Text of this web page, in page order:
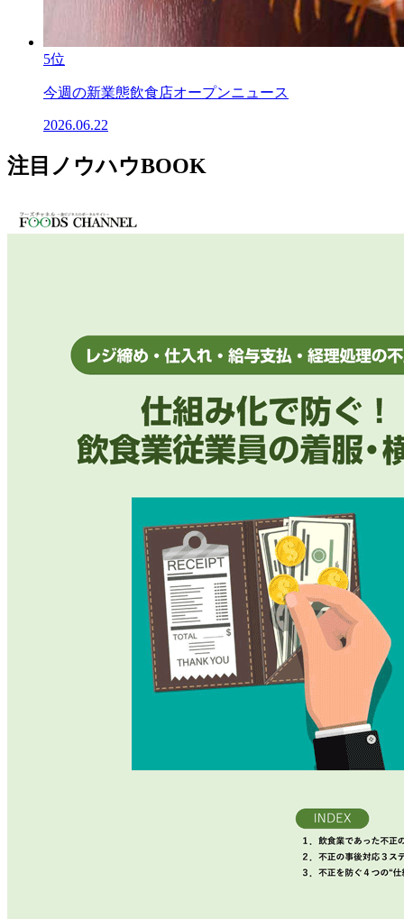
5位
今週の新業態飲食店オープンニュース
2026.06.22
注目ノウハウBOOK